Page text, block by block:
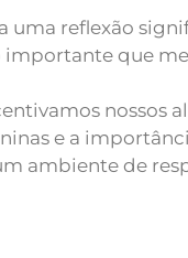
uma reflexão
que
nossos
e a
ambiente de